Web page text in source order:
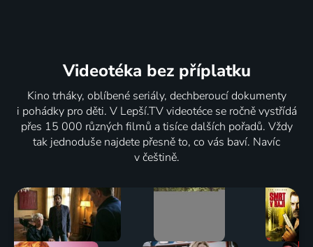
Videotéka bez příplatku
Kino trháky, oblíbené seriály, dechberoucí dokumenty
i pohádky pro děti. V Lepší.TV videotéce se ročně vystřídá
přes 15 000 různých filmů a tisíce dalších pořadů. Vždy
tak jednoduše najdete přesně to, co vás baví. Navíc
v češtině.